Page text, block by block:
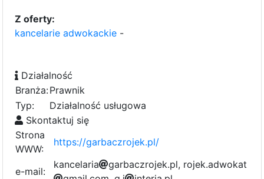
Z oferty:
kancelarie adwokackie -
Działalność
Branża:Prawnik
Typ:
Działalność usługowa
Skontaktuj się
Strona
WWW:
https://garbaczrojek.pl/
e-mail:
kancelari7
a garbaczrojek.pl, 2roa
jek.adwokat